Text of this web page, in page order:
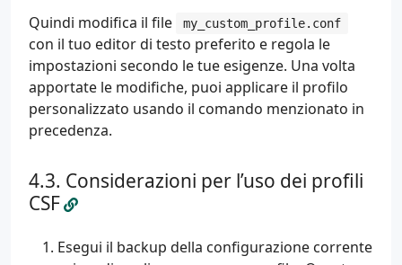
Quindi modifica il file my_custom_profile.conf
con il tuo editor di testo preferito e regola le
impostazioni secondo le tue esigenze. Una volta
apportate le modifiche, puoi applicare il profilo
personalizzato usando il comando menzionato in
precedenza.
Considerazioni per l’uso dei profili
CSF
Esegui il backup della configurazione corrente